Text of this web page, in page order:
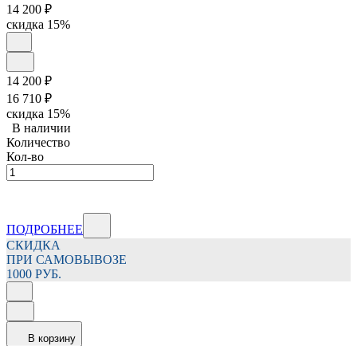
14 200 ₽
скидка 15%
14 200 ₽
16 710 ₽
скидка 15%
В наличии
Количество
Кол-во
ПОДРОБНЕЕ
СКИДКА
ПРИ САМОВЫВОЗЕ
1000 РУБ.
В корзину